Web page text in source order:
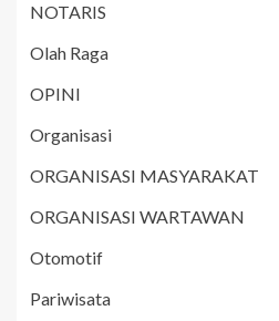
NOTARIS
Olah Raga
OPINI
Organisasi
ORGANISASI MASYARAKAT
ORGANISASI WARTAWAN
Otomotif
Pariwisata